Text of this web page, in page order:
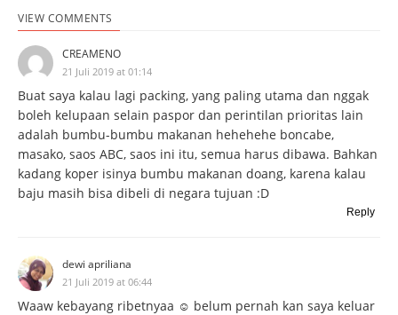
VIEW COMMENTS
CREAMENO
21 Juli 2019 at 01:14
Buat saya kalau lagi packing, yang paling utama dan nggak
boleh kelupaan selain paspor dan perintilan prioritas lain
adalah bumbu-bumbu makanan hehehehe boncabe,
masako, saos ABC, saos ini itu, semua harus dibawa. Bahkan
kadang koper isinya bumbu makanan doang, karena kalau
baju masih bisa dibeli di negara tujuan :D
Reply
dewi apriliana
21 Juli 2019 at 06:44
Waaw kebayang ribetnyaa ☺ belum pernah kan saya keluar